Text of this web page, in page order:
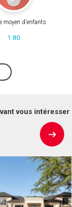
moyen d'enfants
1.80
vous intéresser